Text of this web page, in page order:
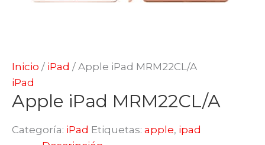
Inicio / iPad / Apple iPad MRM22CL/A
iPad
Apple iPad MRM22CL/A
Categoría: iPad Etiquetas: apple, ipad